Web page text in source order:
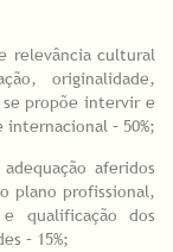
relevância cultural
originalidade,
propõe intervir e
– 50%;
aferidos
plano profissional,
qualificação dos
– 15%;